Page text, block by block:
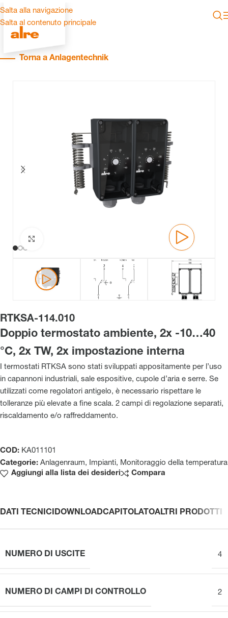
Salta alla navigazione
Salta al contenuto principale
Torna a Anlagentechnik
RTKSA-114.010
Doppio termostato ambiente, 2x -10…40
°C, 2x TW, 2x impostazione interna
I termostati RTKSA sono stati sviluppati appositamente per l’uso
in capannoni industriali, sale espositive, cupole d’aria e serre. Se
utilizzati come regolatori antigelo, è necessario rispettare le
tolleranze più elevate a fine scala. 2 campi di regolazione separati,
riscaldamento e/o raffreddamento.
COD: KA011101
Categorie: Anlagenraum, Impianti, Monitoraggio della temperatura
Aggiungi alla lista dei desideri
Compara
DATI TECNICIDOWNLOADCAPITOLATOALTRI PRODOTTI
NUMERO DI USCITE 4
NUMERO DI CAMPI DI CONTROLLO 2